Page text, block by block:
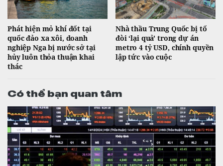
Phát hiện mỏ khí đốt tại
quốc đảo xa xôi, doanh
nghiệp Nga bị nước sở tại
hủy luôn thỏa thuận khai
thác
Nhà thầu Trung Quốc bị tố
đòi ‘lại quả' trong dự án
metro 4 tỷ USD, chính quyền
lập tức vào cuộc
Có thể bạn quan tâm